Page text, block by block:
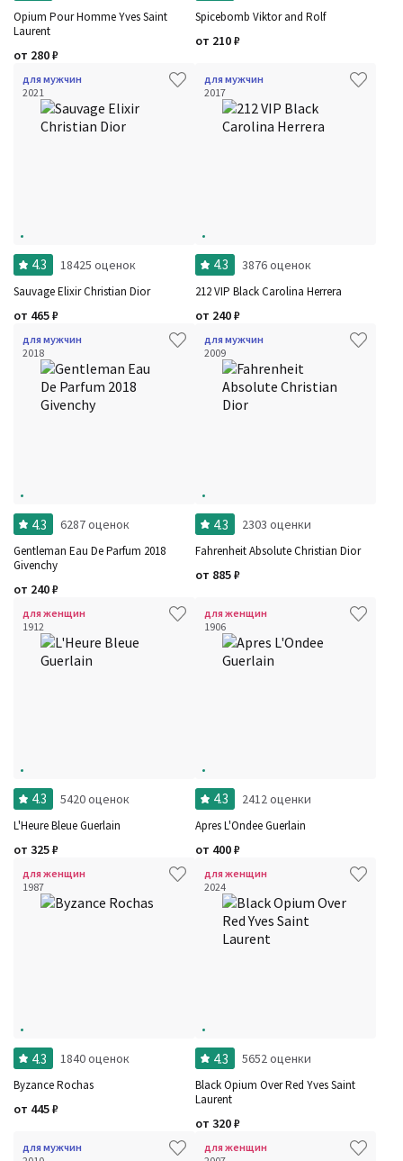
Opium Pour Homme Yves Saint
Laurent
от 280₽
Spicebomb Viktor and Rolf
от 210₽
для мужчин
2021
4.3 18425 оценок
Sauvage Elixir Christian Dior
от 465₽
для мужчин
2017
4.3 3876 оценок
212 VIP Black Carolina Herrera
от 240₽
для мужчин
2018
4.3 6287 оценок
Gentleman Eau De Parfum 2018
Givenchy
от 240₽
для мужчин
2009
4.3 2303 оценки
Fahrenheit Absolute Christian Dior
от 885₽
для женщин
1912
4.3 5420 оценок
L'Heure Bleue Guerlain
от 325₽
для женщин
1906
4.3 2412 оценки
Apres L'Ondee Guerlain
от 400₽
для женщин
1987
4.3 1840 оценок
Byzance Rochas
от 445₽
для женщин
2024
4.3 5652 оценки
Black Opium Over Red Yves Saint
Laurent
от 320₽
для мужчин
для женщин